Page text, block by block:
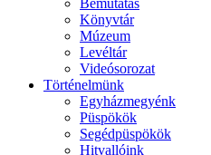
Bemutatás
Könyvtár
Múzeum
Levéltár
Videósorozat
Történelmünk
Egyházmegyénk
Püspökök
Segédpüspökök
Hitvallóink